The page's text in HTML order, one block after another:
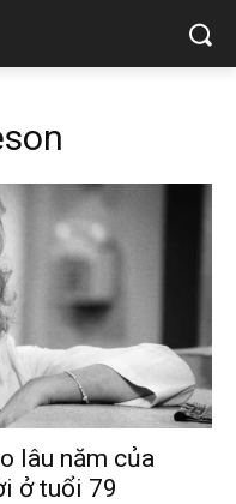
lâu năm của
ở tuổi 79